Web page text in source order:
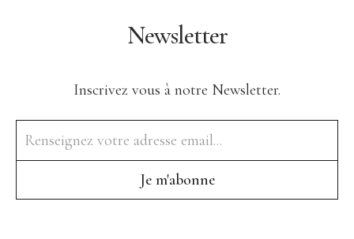
Points de vente
InstagramFacebook
Newsletter
Inscrivez vous à notre Newsletter.